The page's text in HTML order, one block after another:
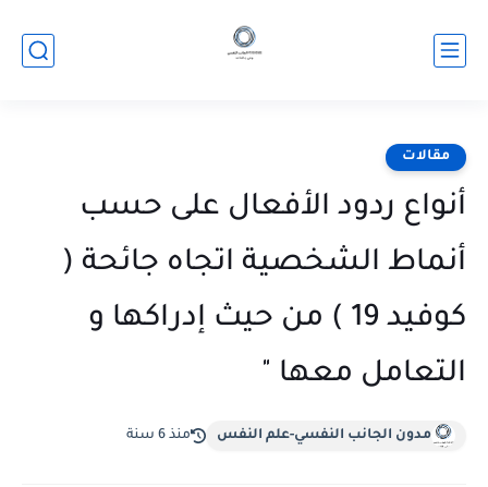
مقالات
أنواع ردود الأفعال على حسب
أنماط الشخصية اتجاه جائحة (
كوفيد 19 ) من حيث إدراكها و
التعامل معها "
مدون الجانب النفسي-علم النفس منذ 6 سنة